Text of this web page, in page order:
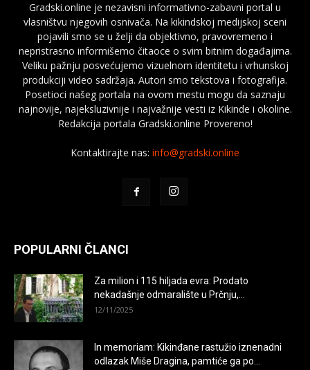
Gradski.online je nezavisni informativno-zabavni portal u
vlasništvu njegovih osnivača. Na kikindskoj medijskoj sceni
pojavili smo se u želji da objektivno, pravovremeno i
nepristrasno informišemo čitaoce o svim bitnim događajima.
Veliku pažnju posvećujemo vizuelnom identitetu i vrhunskoj
produkciji video sadržaja. Autori smo tekstova i fotografija.
Posetioci našeg portala na ovom mestu mogu da saznaju
najnovije, najeksluzivnije i najvažnije vesti iz Kikinde i okoline.
Redakcija portala Gradski.online Provereno!
Kontaktirajte nas: info@gradski.online
POPULARNI ČLANCI
Za milion i 115 hiljada evra: Prodato
nekadašnje odmaralište u Prčnju,...
12/11/2025
In memoriam: Kikinđane rastužio iznenadni
odlazak Miše Dragina, pamtiće ga po...